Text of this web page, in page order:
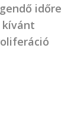
időre